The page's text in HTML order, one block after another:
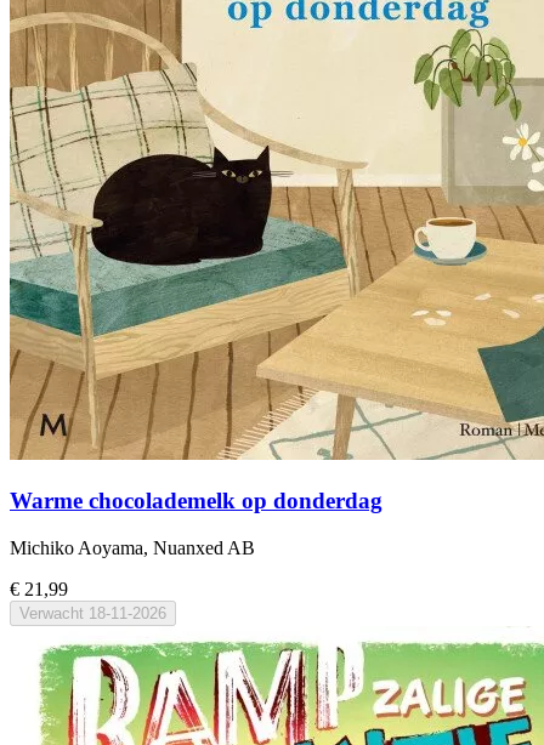
Warme chocolademelk op donderdag
Michiko Aoyama, Nuanxed AB
€ 21,99
Verwacht 18-11-2026